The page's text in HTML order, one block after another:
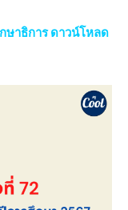
ษาธิการ ดาวน์โหลด